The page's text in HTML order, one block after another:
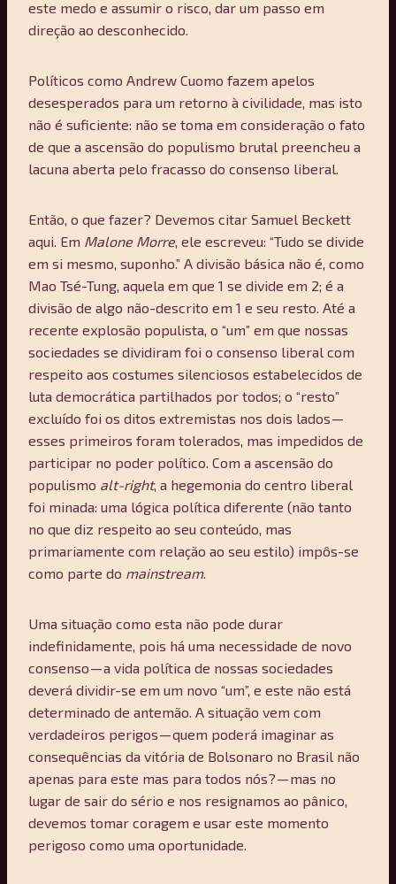
este medo e assumir o risco, dar um passo em
direção ao desconhecido.
Políticos como Andrew Cuomo fazem apelos
desesperados para um retorno à civilidade, mas isto
não é suficiente: não se toma em consideração o fato
de que a ascensão do populismo brutal preencheu a
lacuna aberta pelo fracasso do consenso liberal.
Então, o que fazer? Devemos citar Samuel Beckett
aqui. Em Malone Morre, ele escreveu: “Tudo se divide
em si mesmo, suponho.” A divisão básica não é, como
Mao Tsé-Tung, aquela em que 1 se divide em 2; é a
divisão de algo não-descrito em 1 e seu resto. Até a
recente explosão populista, o “um” em que nossas
sociedades se dividiram foi o consenso liberal com
respeito aos costumes silenciosos estabelecidos de
luta democrática partilhados por todos; o “resto”
excluído foi os ditos extremistas nos dois lados —
esses primeiros foram tolerados, mas impedidos de
participar no poder político. Com a ascensão do
populismo alt-right, a hegemonia do centro liberal
foi minada: uma lógica política diferente (não tanto
no que diz respeito ao seu conteúdo, mas
primariamente com relação ao seu estilo) impôs-se
como parte do mainstream.
Uma situação como esta não pode durar
indefinidamente, pois há uma necessidade de novo
consenso — a vida política de nossas sociedades
deverá dividir-se em um novo “um”, e este não está
determinado de antemão. A situação vem com
verdadeiros perigos — quem poderá imaginar as
consequências da vitória de Bolsonaro no Brasil não
apenas para este mas para todos nós? — mas no
lugar de sair do sério e nos resignamos ao pânico,
devemos tomar coragem e usar este momento
perigoso como uma oportunidade.